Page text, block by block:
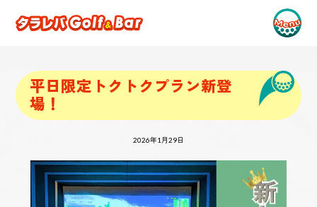
平日限定トクトクプラン新登
場！
2026年1月29日